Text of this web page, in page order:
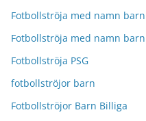
Fotbollströja med namn barn
Fotbollströja med namn barn
Fotbollströja PSG
fotbollströjor barn
Fotbollströjor Barn Billiga